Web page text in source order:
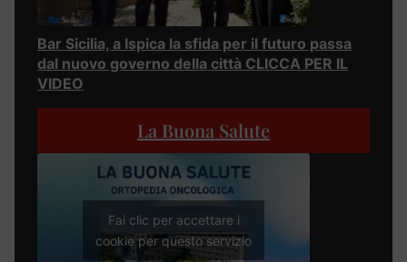
Bar Sicilia, a Ispica la sfida per il futuro passa
dal nuovo governo della città CLICCA PER IL
VIDEO
La Buona Salute
Fai clic per accettare i
cookie per questo servizio